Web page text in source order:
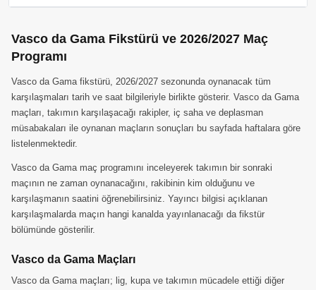
Vasco da Gama Fikstürü ve 2026/2027 Maç
Programı
Vasco da Gama fikstürü, 2026/2027 sezonunda oynanacak tüm
karşılaşmaları tarih ve saat bilgileriyle birlikte gösterir. Vasco da Gama
maçları, takımın karşılaşacağı rakipler, iç saha ve deplasman
müsabakaları ile oynanan maçların sonuçları bu sayfada haftalara göre
listelenmektedir.
Vasco da Gama maç programını inceleyerek takımın bir sonraki
maçının ne zaman oynanacağını, rakibinin kim olduğunu ve
karşılaşmanın saatini öğrenebilirsiniz. Yayıncı bilgisi açıklanan
karşılaşmalarda maçın hangi kanalda yayınlanacağı da fikstür
bölümünde gösterilir.
Vasco da Gama Maçları
Vasco da Gama maçları; lig, kupa ve takımın mücadele ettiği diğer